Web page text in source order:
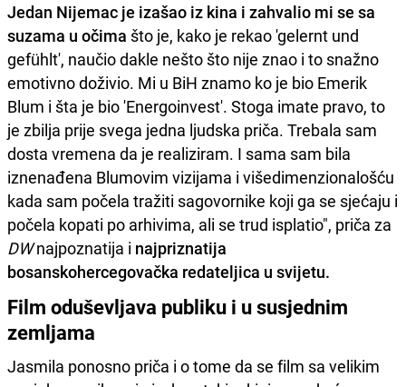
Jedan Nijemac je izašao iz kina i zahvalio mi se sa
suzama u očima što je, kako je rekao 'gelernt und
gefühlt', naučio dakle nešto što nije znao i to snažno
emotivno doživio. Mi u BiH znamo ko je bio Emerik
Blum i šta je bio 'Energoinvest'. Stoga imate pravo, to
je zbilja prije svega jedna ljudska priča. Trebala sam
dosta vremena da je realiziram. I sama sam bila
iznenađena Blumovim vizijama i višedimenzionalošću
kada sam počela tražiti sagovornike koji ga se sjećaju i
počela kopati po arhivima, ali se trud isplatio", priča za
DWnajpoznatija i najpriznatija
bosanskohercegovačka redateljica u svijetu.
Film oduševljava publiku i u susjednim
zemljama
Jasmila ponosno priča i o tome da se film sa velikim